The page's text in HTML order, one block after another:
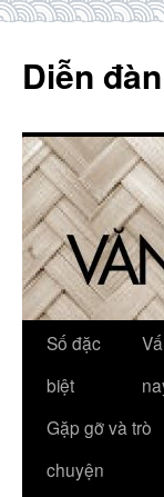
content
Diễn
Số đặc
biệt
Gặp gỡ và trò
chuyện